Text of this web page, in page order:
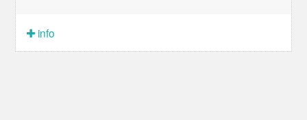
info